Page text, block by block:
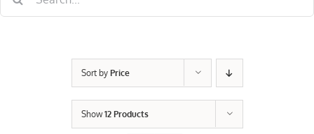
Sort by Price
Show12 Products